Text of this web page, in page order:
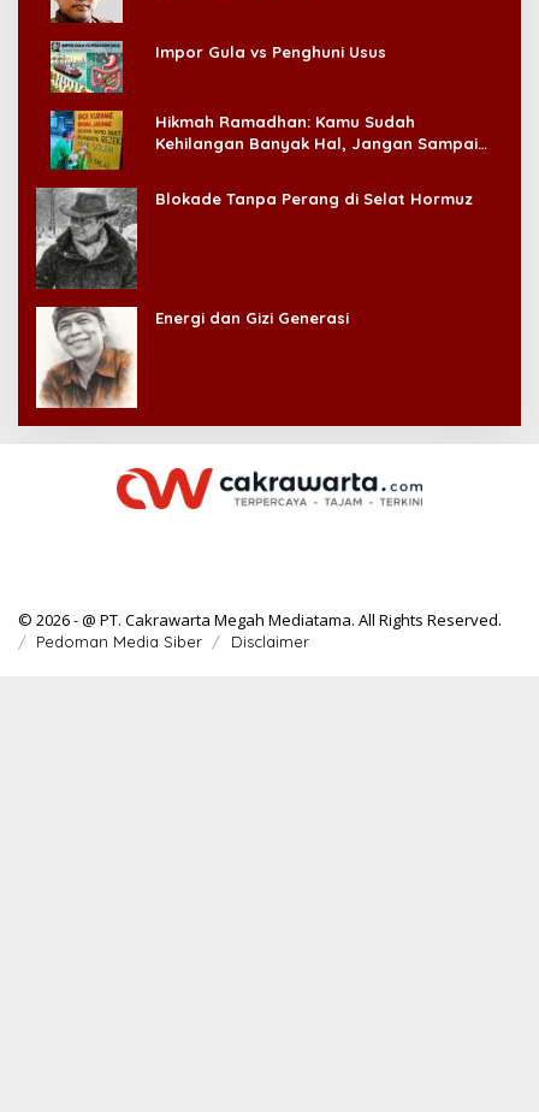
Impor Gula vs Penghuni Usus
Hikmah Ramadhan: Kamu Sudah
Kehilangan Banyak Hal, Jangan Sampai
Blokade Tanpa Perang di Selat Hormuz
Energi dan Gizi Generasi
© 2026 - @ PT. Cakrawarta Megah Mediatama. All Rights Reserved.
Pedoman Media Siber Disclaimer